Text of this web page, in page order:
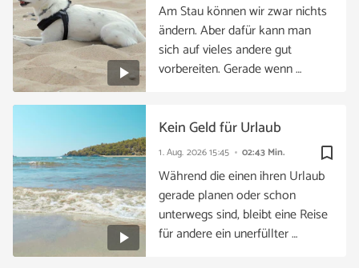
Am Stau können wir zwar nichts
ändern. Aber dafür kann man
sich auf vieles andere gut
vorbereiten. Gerade wenn …
bookmark_border
1. Aug. 202615:45 02:43 Min.
Kein Geld für Urlaub
Während die einen ihren Urlaub
gerade planen oder schon
unterwegs sind, bleibt eine Reise
für andere ein unerfüllter …